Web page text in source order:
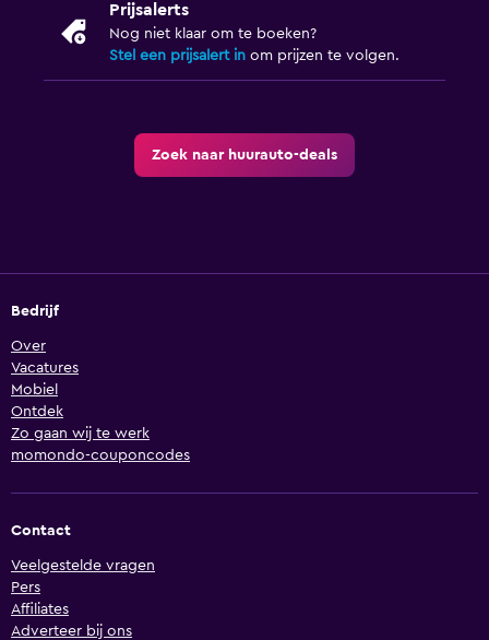
Prijsalerts
Nog niet klaar om te boeken?
Stel een prijsalert in om prijzen te volgen.
Zoek naar huurauto-deals
Bedrijf
Over
Vacatures
Mobiel
Ontdek
Zo gaan wij te werk
momondo-couponcodes
Contact
Veelgestelde vragen
Pers
Affiliates
Adverteer bij ons